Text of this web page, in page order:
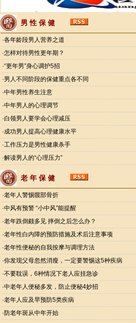
男 性 保 健
·各年龄段男人营养之道
·怎样对待男性更年期？
·“更年男”身心调护5招
·男人不同阶段的保健重点各不同
·中年男性养生注意
·中年男人的心理调节
·白领男人要学会心理减压
·成功男人提高心理健康水平
·工作压力是男性健康杀手
·解读男人的“心理压力”
老 年 保 健
·老年人警惕髋部骨折
·中风有预警 “小中风”能提醒
·老年跌倒颇多见 摔倒之后怎么办？
·老年性白内障的预防措施及术后注意事项
·老年性便秘的自我按摩与调理方法
·你发现父母忽然消瘦，一定要警惕这5种疾病
·不要耽误，6种情况下老人应挂急诊
·中老年人便秘多发，防止便秘4妙招
·老年人应及早预防5类疾病
·防老年斑从中年开始